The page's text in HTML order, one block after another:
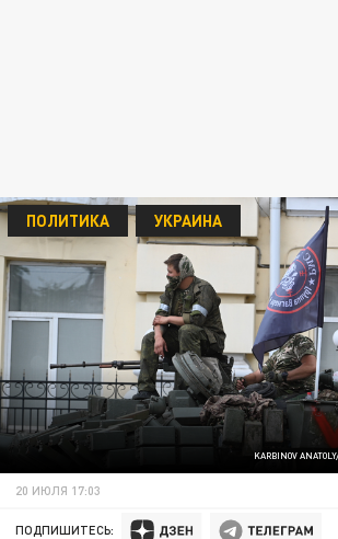
KARBINOV
ПОЛИТИКА УКРАИНА
20 ИЮЛЯ 17:03
ПОДПИШИТЕСЬ: